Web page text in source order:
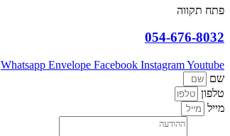
פתח תקווה
054-676-8032
Whatsapp Envelope Facebook InstagramYoutube
שם
טלפון
מייל